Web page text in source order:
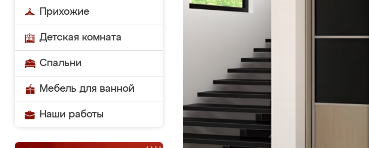
Прихожие
Детская комната
Спальни
Мебель для ванной
Наши работы